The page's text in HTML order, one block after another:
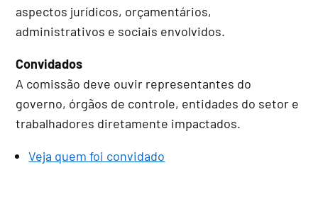
aspectos jurídicos, orçamentários,
administrativos e sociais envolvidos.
Convidados
A comissão deve ouvir representantes do
governo, órgãos de controle, entidades do setor e
trabalhadores diretamente impactados.
Veja quem foi convidado